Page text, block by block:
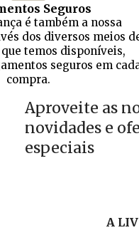
Seguros
é também a nossa
dos diversos meios
temos disponíveis,
seguros em
compra.
Aproveite as
novidades e
especiais
A